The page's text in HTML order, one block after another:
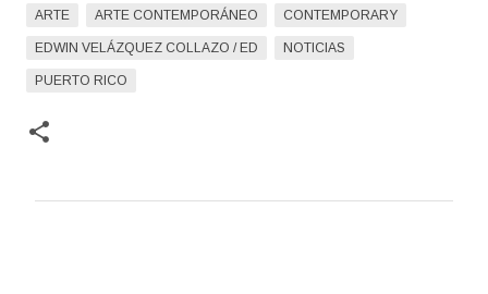
ARTE ARTE CONTEMPORÁNEO CONTEMPORARY
EDWIN VELÁZQUEZ COLLAZO / ED NOTICIAS
PUERTO RICO